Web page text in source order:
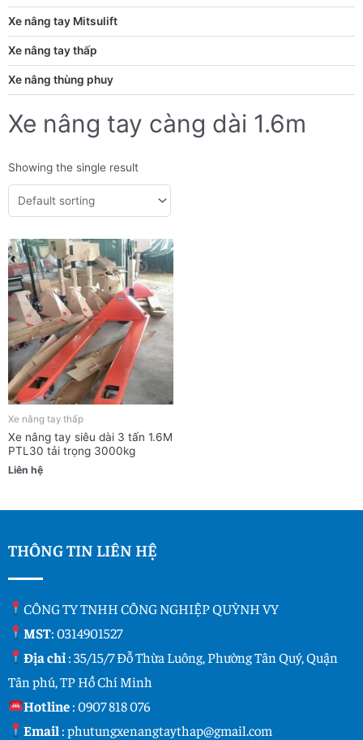
Xe nâng tay Mitsulift
Xe nâng tay thấp
Xe nâng thùng phuy
Xe nâng tay càng dài 1.6m
Showing the single result
Xe nâng tay thấp
Xe nâng tay siêu dài 3 tấn 1.6M
PTL30 tải trọng 3000kg
Liên hệ
THÔNG TIN LIÊN HỆ
CÔNG TY TNHH CÔNG NGHIỆP QUỲNH VY
MST: 0314901527
Địa chỉ: 35/15/7 Đỗ Thừa Luông, Phường Tân Quý, Quận
Tân phú, TP Hồ Chí Minh
Hotline:0907 818 076
Email :phutungxenangtaythap@gmail.com